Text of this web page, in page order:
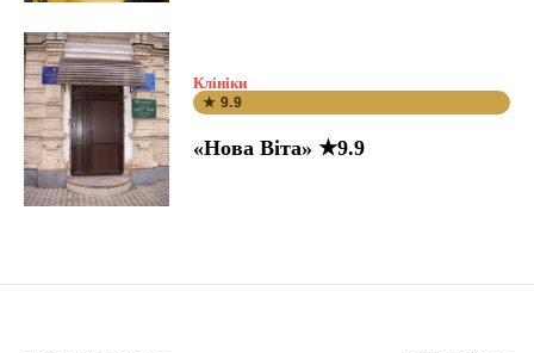
Клініки
★ 9.9
«Нова Віта» ★9.9